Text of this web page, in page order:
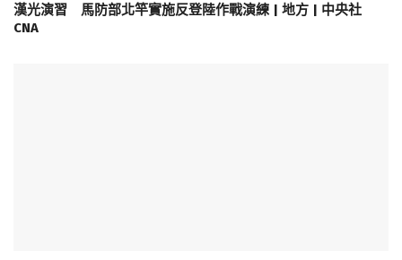
漢光演習 馬防部北竿實施反登陸作戰演練 | 地方 | 中央社
CNA